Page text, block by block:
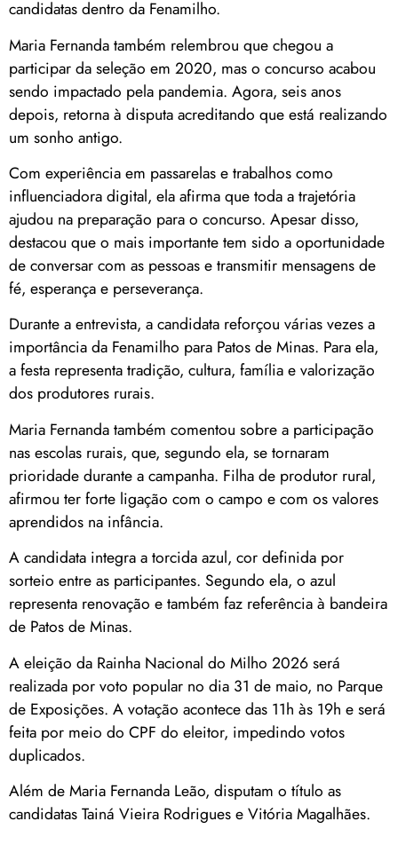
candidatas dentro da Fenamilho.
Maria Fernanda também relembrou que chegou a
participar da seleção em 2020, mas o concurso acabou
sendo impactado pela pandemia. Agora, seis anos
depois, retorna à disputa acreditando que está realizando
um sonho antigo.
Com experiência em passarelas e trabalhos como
influenciadora digital, ela afirma que toda a trajetória
ajudou na preparação para o concurso. Apesar disso,
destacou que o mais importante tem sido a oportunidade
de conversar com as pessoas e transmitir mensagens de
fé, esperança e perseverança.
Durante a entrevista, a candidata reforçou várias vezes a
importância da Fenamilho para Patos de Minas. Para ela,
a festa representa tradição, cultura, família e valorização
dos produtores rurais.
Maria Fernanda também comentou sobre a participação
nas escolas rurais, que, segundo ela, se tornaram
prioridade durante a campanha. Filha de produtor rural,
afirmou ter forte ligação com o campo e com os valores
aprendidos na infância.
A candidata integra a torcida azul, cor definida por
sorteio entre as participantes. Segundo ela, o azul
representa renovação e também faz referência à bandeira
de Patos de Minas.
A eleição da Rainha Nacional do Milho 2026 será
realizada por voto popular no dia 31 de maio, no Parque
de Exposições. A votação acontece das 11h às 19h e será
feita por meio do CPF do eleitor, impedindo votos
duplicados.
Além de Maria Fernanda Leão, disputam o título as
candidatas Tainá Vieira Rodrigues e Vitória Magalhães.